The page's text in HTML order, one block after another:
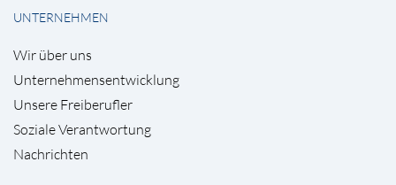
UNTERNEHMEN
Wir über uns
Unternehmensentwicklung
Unsere Freiberufler
Soziale Verantwortung
Nachrichten